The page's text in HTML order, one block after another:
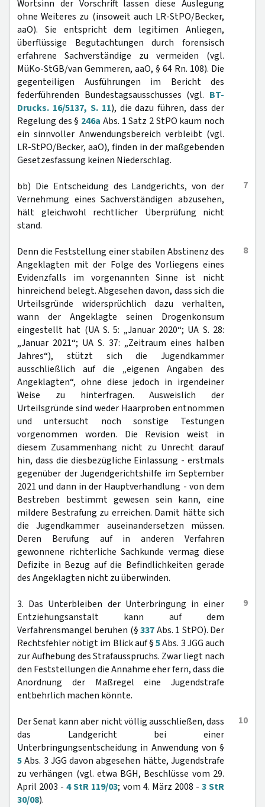
Wortsinn der Vorschrift lassen diese Auslegung
ohne Weiteres zu (insoweit auch LR-StPO/Becker,
aaO). Sie entspricht dem legitimen Anliegen,
überflüssige Begutachtungen durch forensisch
erfahrene Sachverständige zu vermeiden (vgl.
MüKo-StGB/van Gemmeren, aaO, § 64 Rn. 108). Die
gegenteiligen Ausführungen im Bericht des
federführenden Bundestagsausschusses (vgl. BT-
Drucks. 16/5137, S. 11), die dazu führen, dass der
Regelung des § 246a Abs. 1 Satz 2 StPO kaum noch
ein sinnvoller Anwendungsbereich verbleibt (vgl.
LR-StPO/Becker, aaO), finden in der maßgebenden
Gesetzesfassung keinen Niederschlag.
7
bb) Die Entscheidung des Landgerichts, von der
Vernehmung eines Sachverständigen abzusehen,
hält gleichwohl rechtlicher Überprüfung nicht
stand.
8
Denn die Feststellung einer stabilen Abstinenz des
Angeklagten mit der Folge des Vorliegens eines
Evidenzfalls im vorgenannten Sinne ist nicht
hinreichend belegt. Abgesehen davon, dass sich die
Urteilsgründe widersprüchlich dazu verhalten,
wann der Angeklagte seinen Drogenkonsum
eingestellt hat (UA S. 5: „Januar 2020“; UA S. 28:
„Januar 2021“; UA S. 37: „Zeitraum eines halben
Jahres“), stützt sich die Jugendkammer
ausschließlich auf die „eigenen Angaben des
Angeklagten“, ohne diese jedoch in irgendeiner
Weise zu hinterfragen. Ausweislich der
Urteilsgründe sind weder Haarproben entnommen
und untersucht noch sonstige Testungen
vorgenommen worden. Die Revision weist in
diesem Zusammenhang nicht zu Unrecht darauf
hin, dass die diesbezügliche Einlassung - erstmals
gegenüber der Jugendgerichtshilfe im September
2021 und dann in der Hauptverhandlung - von dem
Bestreben bestimmt gewesen sein kann, eine
mildere Bestrafung zu erreichen. Damit hätte sich
die Jugendkammer auseinandersetzen müssen.
Deren Berufung auf in anderen Verfahren
gewonnene richterliche Sachkunde vermag diese
Defizite in Bezug auf die Befindlichkeiten gerade
des Angeklagten nicht zu überwinden.
9
3. Das Unterbleiben der Unterbringung in einer
Entziehungsanstalt kann auf dem
Verfahrensmangel beruhen (§337Abs. 1 StPO). Der
Rechtsfehler nötigt im Blick auf §5Abs. 3 JGG auch
zur Aufhebung des Strafausspruchs. Zwar liegt nach
den Feststellungen die Annahme eher fern, dass die
Anordnung der Maßregel eine Jugendstrafe
entbehrlich machen könnte.
10
Der Senat kann aber nicht völlig ausschließen, dass
das Landgericht bei einer
Unterbringungsentscheidung in Anwendung von §
5Abs. 3 JGG davon abgesehen hätte, Jugendstrafe
zu verhängen (vgl. etwa BGH, Beschlüsse vom 29.
April 2003 -4 StR 119/03; vom 4. März 2008 - 3 StR
30/08).